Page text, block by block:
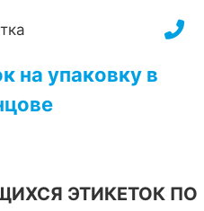
на упаковку в
ЭТИКЕТОК ПО